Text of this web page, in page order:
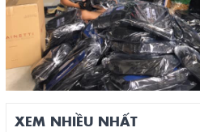
XEM NHIỀU NHẤT